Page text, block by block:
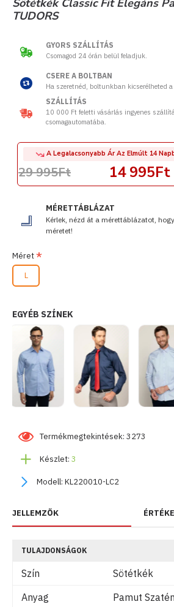
Sötétkék Classic Fit Elegáns
TUDORS
MÉRETTÁBLÁZAT
Kérlek, nézd át a mérettáblázatot,
méretet!
Készlet: 3
Modell: KL220010-LC2
Termékmegtekintések: 3273
14 995Ft
A Legalacsonyabb Ár Az Elmúlt 14
29 995Ft
Méret
L
EGYÉB SZÍNEK
GYORS SZÁLLÍTÁS
Csomagod 24 órán belül feladjuk.
CSERE A BOLTBAN
Ha szeretnéd, boltunkban kicserélheted a
SZÁLLÍTÁS
10 000 Ft feletti vásárlás ingyenes
csomagautomatába.
JELLEMZŐK
TULAJDONSÁGOK
Szín
Sötétkék
Anyag
Pamut Szatén